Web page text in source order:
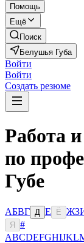
Помощь
Ещё
Поиск
Белушья Губа
Войти
Войти
Создать резюме
Работа
по
Губе
АБВГ Д Е Ё ЖЗ
Я
#
ABCDEFGHIJKL